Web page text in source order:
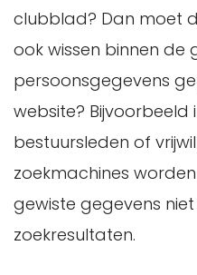
clubblad? Dan moet
ook wissen binnen de
persoonsgegevens
website? Bijvoorbeeld
bestuursleden of
zoekmachines
gewiste gegevens
zoekresultaten.